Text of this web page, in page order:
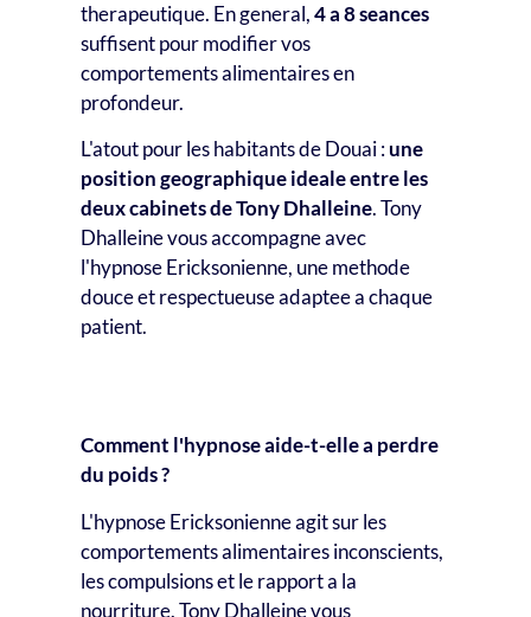
therapeutique. En general,4 a 8 seances
suffisent pour modifier vos
comportements alimentaires en
profondeur.
L'atout pour les habitants de Douai :une
position geographique ideale entre les
deux cabinets de Tony Dhalleine. Tony
Dhalleine vous accompagne avec
l'hypnose Ericksonienne, une methode
douce et respectueuse adaptee a chaque
patient.
Comment l'hypnose aide-t-elle a perdre
du poids ?
L'hypnose Ericksonienne agit sur les
comportements alimentaires inconscients,
les compulsions et le rapport a la
nourriture. Tony Dhalleine vous